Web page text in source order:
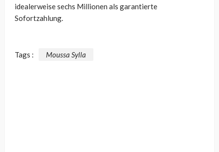
idealerweise sechs Millionen als garantierte
Sofortzahlung.
Tags : Moussa Sylla